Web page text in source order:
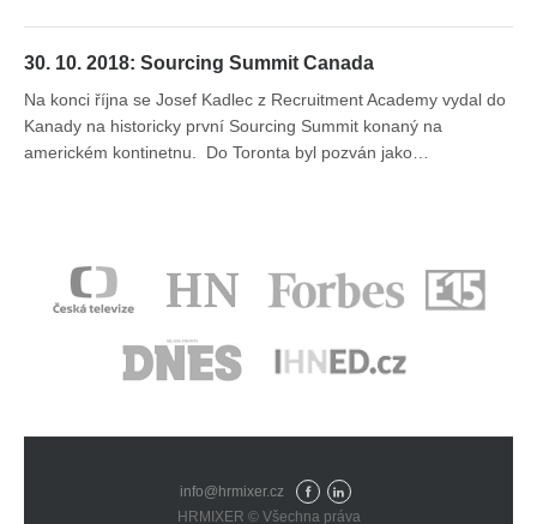
30. 10. 2018: Sourcing Summit Canada
Na konci října se Josef Kadlec z Recruitment Academy vydal do
Kanady na historicky první Sourcing Summit konaný na
americkém kontinetnu. Do Toronta byl pozván jako…
info@hrmixer.cz
Fac Lin
HRMIXER © Všechna práva